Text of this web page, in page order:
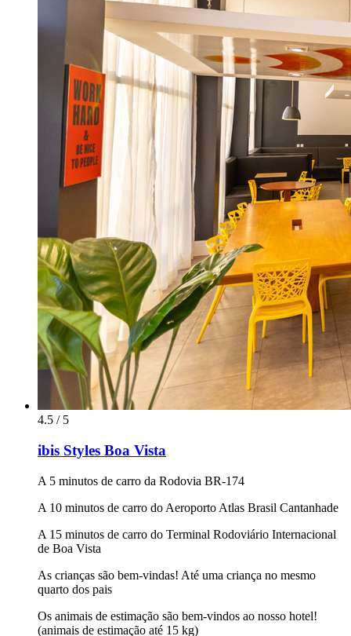
4.5 / 5
ibis Styles Boa Vista
A 5 minutos de carro da Rodovia BR-174
A 10 minutos de carro do Aeroporto Atlas Brasil Cantanhade
A 15 minutos de carro do Terminal Rodoviário Internacional
de Boa Vista
As crianças são bem-vindas! Até uma criança no mesmo
quarto dos pais
Os animais de estimação são bem-vindos ao nosso hotel!
(animais de estimação até 15 kg)